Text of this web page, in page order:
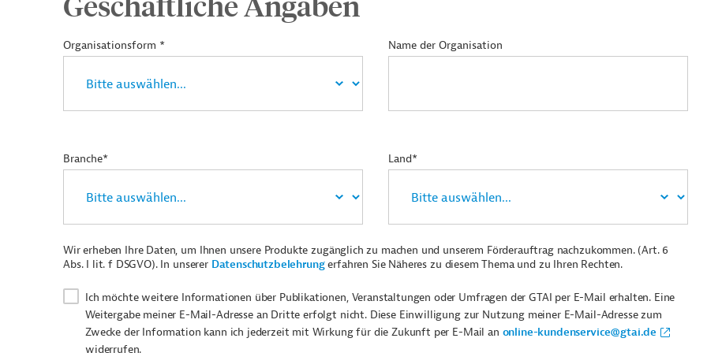
Organisationsform * Name der Organisation
Branche* Land*
Wir erheben Ihre Daten, um Ihnen unsere Produkte zugänglich zu machen und unserem Förderauftrag nachzukommen. (Art. 6
Abs. I lit. f DSGVO). In unserer Datenschutzbelehrungerfahren Sie Näheres zu diesem Thema und zu Ihren Rechten.
Ich möchte weitere Informationen über Publikationen, Veranstaltungen oder Umfragen der GTAI per E-Mail erhalten. Eine
Weitergabe meiner E-Mail-Adresse an Dritte erfolgt nicht. Diese Einwilligung zur Nutzung meiner E-Mail-Adresse zum
Zwecke der Information kann ich jederzeit mit Wirkung für die Zukunft per E-Mail an online-kundenservice@gtai.de
widerrufen.